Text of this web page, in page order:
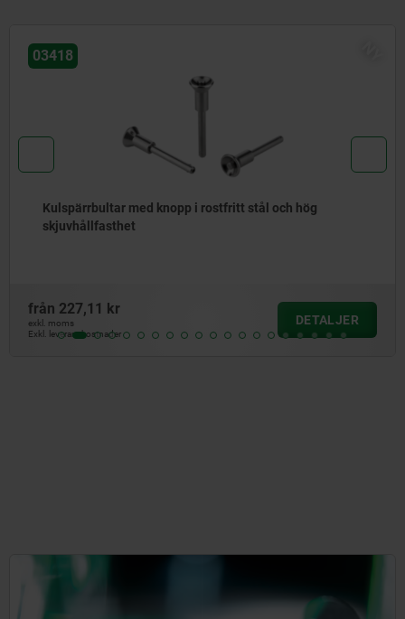
hög
DETALJER
Kulspärrbultar med knopp i rostfritt
Exkl. leveranskostnader